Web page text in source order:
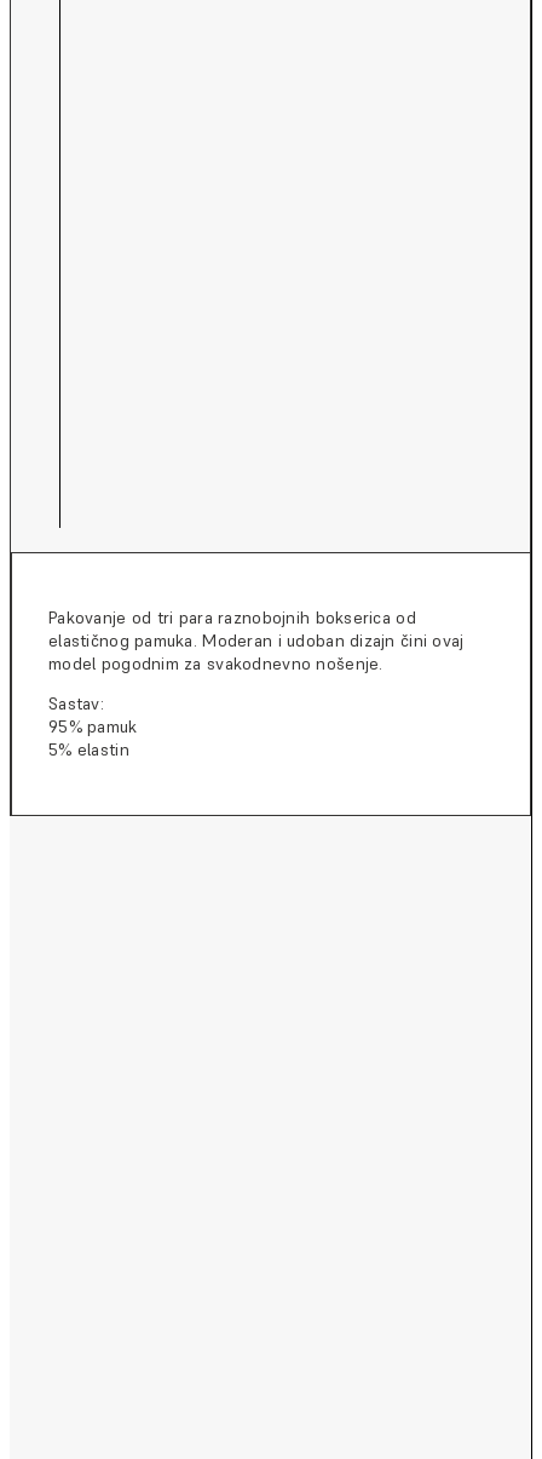
Pakovanje od tri para raznobojnih bokserica od
elastičnog pamuka. Moderan i udoban dizajn čini ovaj
model pogodnim za svakodnevno nošenje.
Sastav:
95% pamuk
5% elastin